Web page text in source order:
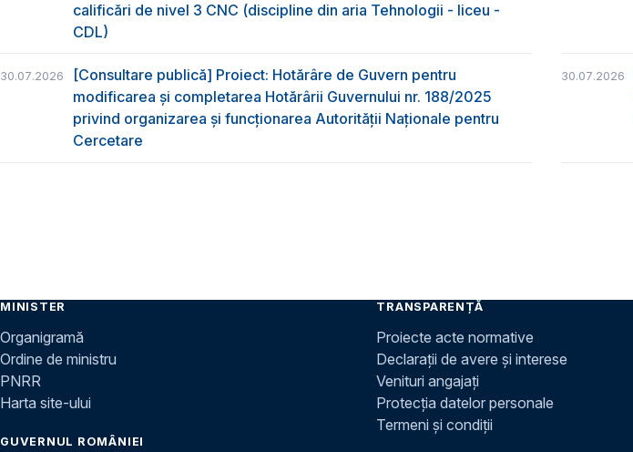
calificări de nivel 3 CNC (discipline din aria Tehnologii - liceu -
CDL)
30.07.2026
[Consultare publică] Proiect: Hotărâre de Guvern pentru
modificarea și completarea Hotărârii Guvernului nr. 188/2025
privind organizarea şi funcţionarea Autorităţii Naţionale pentru
Cercetare
30.07.2026
MINISTER
Organigramă
Ordine de ministru
PNRR
Harta site-ului
GUVERNUL ROMÂNIEI
TRANSPARENȚĂ
Proiecte acte normative
Declarații de avere și interese
Venituri angajați
Protecția datelor personale
Termeni și condiții